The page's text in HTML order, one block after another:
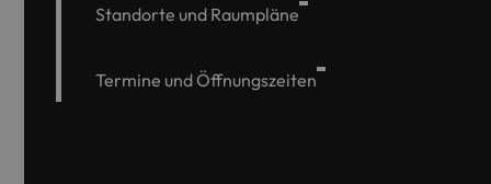
Standorte und Raumpläne
Termine und Öffnungszeiten